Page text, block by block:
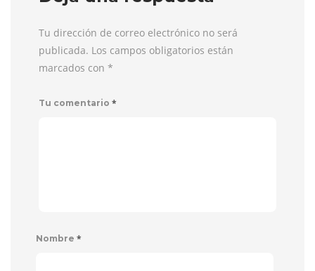
Tu dirección de correo electrónico no será
publicada. Los campos obligatorios están
marcados con *
Tu comentario *
Nombre *